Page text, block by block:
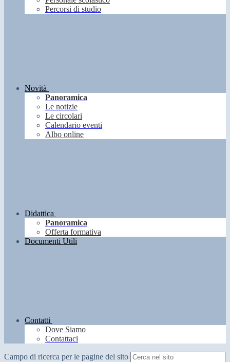
Percorsi di studio
Novità
Panoramica
Le notizie
Le circolari
Calendario eventi
Albo online
Didattica
Panoramica
Offerta formativa
Documenti Utili
Contatti
Dove Siamo
Contattaci
Campo di ricerca per le pagine del sito